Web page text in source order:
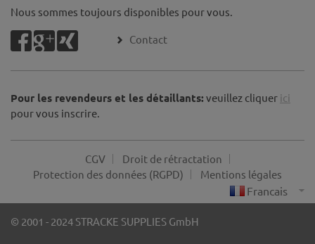
Nous sommes toujours disponibles pour vous.
Contact
Pour les revendeurs et les détaillants: veuillez cliquer ici
pour vous inscrire.
CGV
Droit de rétractation
Protection des données (RGPD)
Mentions légales
© 2001 - 2024 STRACKE SUPPLIES GmbH